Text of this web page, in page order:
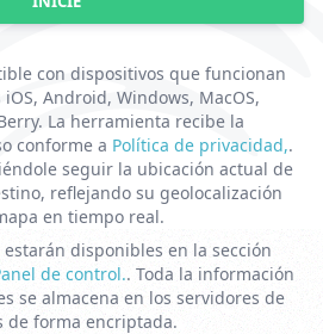
con dispositivos que funcionan
Android, Windows, MacOS,
La herramienta recibe la
conforme a Política de privacidad,.
seguir la ubicación actual de
reflejando su geolocalización
en tiempo real.
disponibles en la sección
de control.. Toda la información
se almacena en los servidores de
de forma encriptada.